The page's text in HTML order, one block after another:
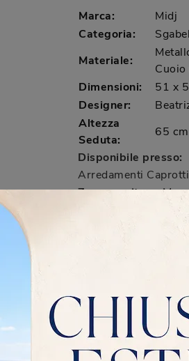
Marca:
Midj
Categoria:
Materiale:
Dimensioni:
51 x
Designer:
Altezza
Seduta:
65 cm
Disponibile presso:
Arredamenti Caprotti
Zone servite:
Monzese, Sesto
Lissone, Vimercate...